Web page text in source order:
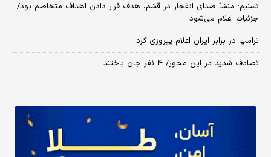
تسنیم: منشأ صدای انفجار در قشم، هدف قرار دادن اهداف متخاصم بود/
جزئیات اعلام می‌شود
ترامپ در برابر ایران اعلام پیروزی کرد
تصادف شدید در این محور/ ۴ نفر جان باختند